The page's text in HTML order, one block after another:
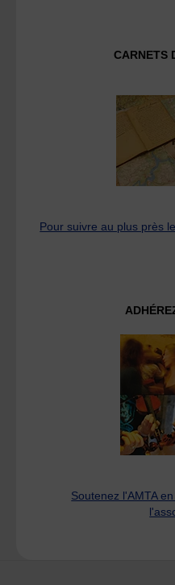
CARNETS
Pour suivre au plus près
Soutenez l'AMTA